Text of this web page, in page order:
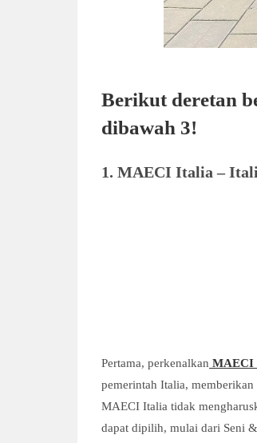
Berikut deretan
dibawah 3!
1. MAECI Italia –
Pertama, perkenalkan MAECI
pemerintah Italia,
MAECI Italia tidak
dapat dipilih, mulai dari Seni